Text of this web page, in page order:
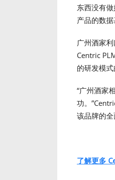
东西没有
产品的数
广州酒家
Centric
的研发模
“广州酒家
功。
该品牌的
了解更多